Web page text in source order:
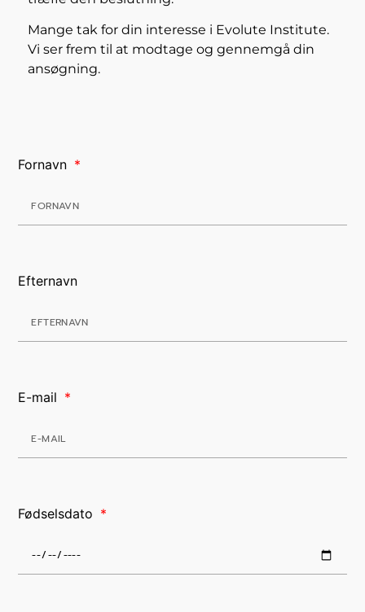
Mange tak for din interesse i Evolute Institute.
Vi ser frem til at modtage og gennemgå din
ansøgning.
Fornavn
Efternavn
E-mail
Fødselsdato